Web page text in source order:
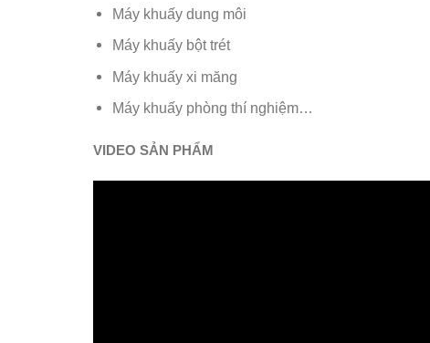
Máy khuấy dung môi
Máy khuấy bột trét
Máy khuấy xi măng
Máy khuấy phòng thí nghiệm…
​VIDEO SẢN PHẨM